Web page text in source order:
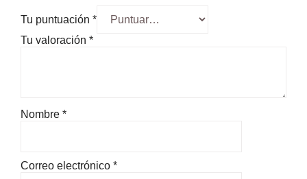
Tu puntuación *
Tu valoración *
Nombre *
Correo electrónico *